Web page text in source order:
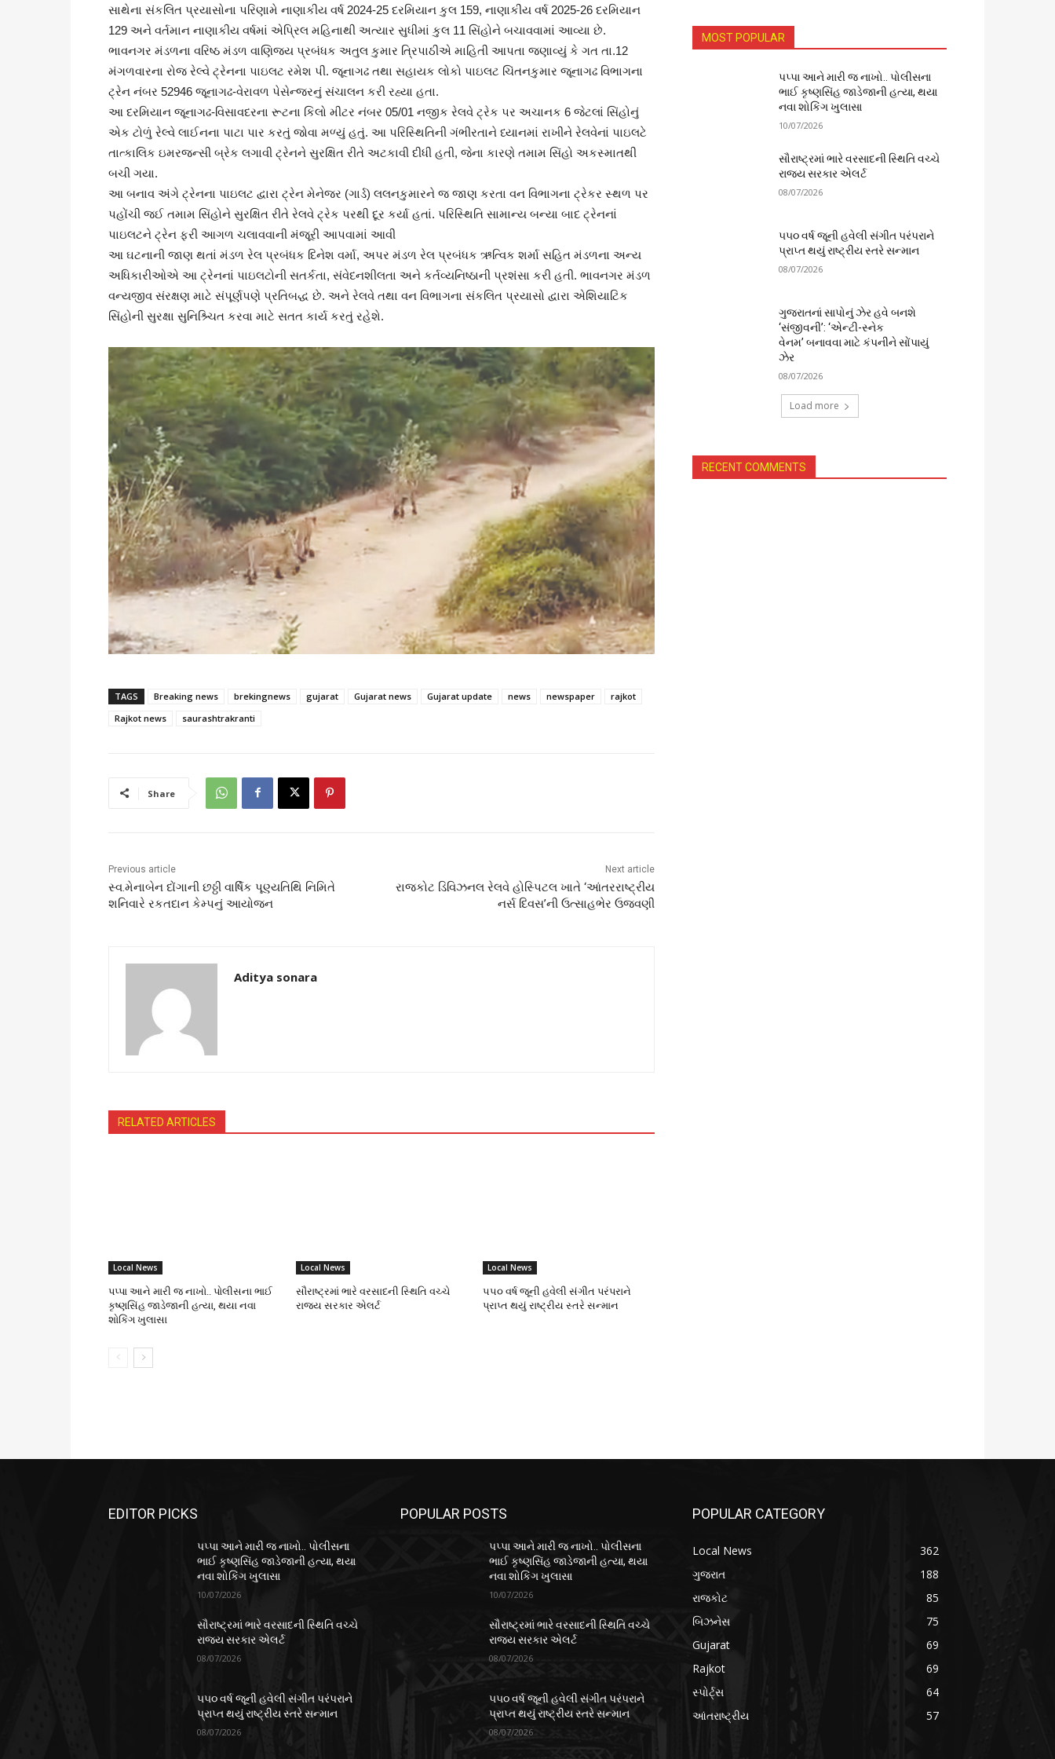
સાથેના સંકલિત પ્રયાસોના પરિણામે નાણાકીય વર્ષ 2024-25 દરમિયાન કુલ 159, નાણાકીય વર્ષ 2025-26 દરમિયાન
129 અને વર્તમાન નાણાકીય વર્ષમાં એપ્રિલ મહિનાથી અત્યાર સુધીમાં કુલ 11 સિંહોને બચાવવામાં આવ્યા છે.
ભાવનગર મંડળના વરિષ્ઠ મંડળ વાણિજ્ય પ્રબંધક અતુલ કુમાર ત્રિપાઠીએ માહિતી આપતા જણાવ્યું કે ગત તા.12
મંગળવારના રોજ રેલ્વે ટ્રેનના પાઇલટ રમેશ પી. જૂનાગઢ તથા સહાયક લોકો પાઇલટ ચિંતનકુમાર જૂનાગઢ વિભાગના
ટ્રેન નંબર 52946 જૂનાગઢ-વેરાવળ પેસેન્જરનું સંચાલન કરી રહ્યા હતા.
આ દરમિયાન જૂનાગઢ-વિસાવદરના રૂટના કિલો મીટર નંબર 05/01 નજીક રેલવે ટ્રેક પર અચાનક 6 જેટલાં સિંહોનું
એક ટોળું રેલ્વે લાઈનના પાટા પાર કરતું જોવા મળ્યું હતું. આ પરિસ્થિતિની ગંભીરતાને ધ્યાનમાં રાખીને રેલવેનાં પાઇલટે
તાત્કાલિક ઇમરજન્સી બ્રેક લગાવી ટ્રેનને સુરક્ષિત રીતે અટકાવી દીધી હતી, જેના કારણે તમામ સિંહો અકસ્માતથી
બચી ગયા.
આ બનાવ અંગે ટ્રેનના પાઇલટ દ્વારા ટ્રેન મેનેજર (ગાર્ડ) લલનકુમારને જ જાણ કરતા વન વિભાગના ટ્રેકર સ્થળ પર
પહોંચી જઈ તમામ સિંહોને સુરક્ષિત રીતે રેલવે ટ્રેક પરથી દૂર કર્યા હતાં. પરિસ્થિતિ સામાન્ય બન્યા બાદ ટ્રેનનાં
પાઇલટને ટ્રેન ફરી આગળ ચલાવવાની મંજૂરી આપવામાં આવી
આ ઘટનાની જાણ થતાં મંડળ રેલ પ્રબંધક દિનેશ વર્મા, અપર મંડળ રેલ પ્રબંધક ઋત્વિક શર્મા સહિત મંડળના અન્ય
અધિકારીઓએ આ ટ્રેનનાં પાઇલટોની સતર્કતા, સંવેદનશીલતા અને કર્તવ્યનિષ્ઠાની પ્રશંસા કરી હતી. ભાવનગર મંડળ
વન્યજીવ સંરક્ષણ માટે સંપૂર્ણપણે પ્રતિબદ્ધ છે. અને રેલવે તથા વન વિભાગના સંકલિત પ્રયાસો દ્વારા એશિયાટિક
સિંહોની સુરક્ષા સુનિશ્ર્ચિત કરવા માટે સતત કાર્ય કરતું રહેશે.
TAGS Breaking news brekingnews gujarat Gujarat news Gujarat update news newspaper
rajkot
Rajkot news
saurashtrakranti
Share
Previous article
સ્વ.મેનાબેન દોંગાની છઠ્ઠી વાર્ષિક પૂણ્યતિથિ નિમિતે
શનિવારે રકતદાન કેમ્પનું આયોજન
Next article
રાજકોટ ડિવિઝનલ રેલવે હોસ્પિટલ ખાતે ‘આંતરરાષ્ટ્રીય
નર્સ દિવસ’ની ઉત્સાહભેર ઉજવણી
Aditya sonara
RELATED ARTICLES
Local News
પપ્પા આને મારી જ નાખો.. પોલીસના ભાઈ
કૃષ્ણસિંહ જાડેજાની હત્યા, થયા નવા
શોકિંગ ખુલાસા
Local News
સૌરાષ્ટ્રમાં ભારે વરસાદની સ્થિતિ વચ્ચે
રાજ્ય સરકાર એલર્ટ
Local News
૫૫૦ વર્ષ જૂની હવેલી સંગીત પરંપરાને
પ્રાપ્ત થયું રાષ્ટ્રીય સ્તરે સન્માન
MOST POPULAR
પપ્પા આને મારી જ નાખો.. પોલીસના
ભાઈ કૃષ્ણસિંહ જાડેજાની હત્યા, થયા
નવા શોકિંગ ખુલાસા
10/07/2026
સૌરાષ્ટ્રમાં ભારે વરસાદની સ્થિતિ વચ્ચે
રાજ્ય સરકાર એલર્ટ
08/07/2026
૫૫૦ વર્ષ જૂની હવેલી સંગીત પરંપરાને
પ્રાપ્ત થયું રાષ્ટ્રીય સ્તરે સન્માન
08/07/2026
ગુજરાતનાં સાપોનું ઝેર હવે બનશે
‘સંજીવની’: ‘એન્ટી-સ્નેક
વેનમ’ બનાવવા માટે કંપનીને સોંપાયું
ઝેર
08/07/2026
Load more
RECENT COMMENTS
EDITOR PICKS
પપ્પા આને મારી જ નાખો.. પોલીસના
ભાઈ કૃષ્ણસિંહ જાડેજાની હત્યા, થયા
નવા શોકિંગ ખુલાસા
10/07/2026
સૌરાષ્ટ્રમાં ભારે વરસાદની સ્થિતિ વચ્ચે
રાજ્ય સરકાર એલર્ટ
08/07/2026
૫૫૦ વર્ષ જૂની હવેલી સંગીત પરંપરાને
પ્રાપ્ત થયું રાષ્ટ્રીય સ્તરે સન્માન
08/07/2026
POPULAR POSTS
પપ્પા આને મારી જ નાખો.. પોલીસના
ભાઈ કૃષ્ણસિંહ જાડેજાની હત્યા, થયા
નવા શોકિંગ ખુલાસા
10/07/2026
સૌરાષ્ટ્રમાં ભારે વરસાદની સ્થિતિ વચ્ચે
રાજ્ય સરકાર એલર્ટ
08/07/2026
૫૫૦ વર્ષ જૂની હવેલી સંગીત પરંપરાને
પ્રાપ્ત થયું રાષ્ટ્રીય સ્તરે સન્માન
08/07/2026
POPULAR CATEGORY
Local News
362
ગુજરાત
188
રાજકોટ
85
બિઝનેસ
75
Gujarat
69
Rajkot
69
સ્પોર્ટ્સ
64
આંતરાષ્ટ્રીય
57